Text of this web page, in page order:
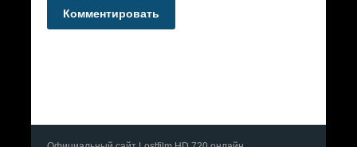
Комментировать